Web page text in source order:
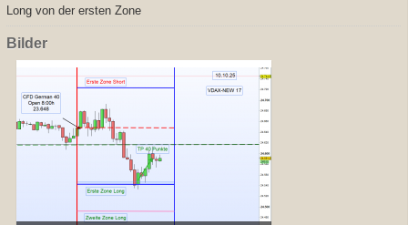
Long von der ersten Zone
Bilder